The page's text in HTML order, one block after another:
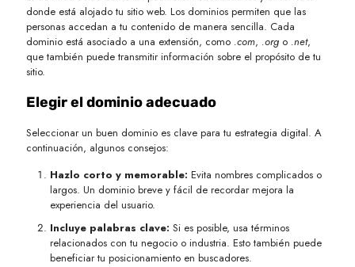
donde está alojado tu sitio web. Los dominios permiten que las
personas accedan a tu contenido de manera sencilla. Cada
dominio está asociado a una extensión, como .com, .org o .net,
que también puede transmitir información sobre el propósito de tu
sitio.
Elegir el dominio adecuado
Seleccionar un buen dominio es clave para tu estrategia digital. A
continuación, algunos consejos:
Hazlo corto y memorable: Evita nombres complicados o
largos. Un dominio breve y fácil de recordar mejora la
experiencia del usuario.
Incluye palabras clave: Si es posible, usa términos
relacionados con tu negocio o industria. Esto también puede
beneficiar tu posicionamiento en buscadores.